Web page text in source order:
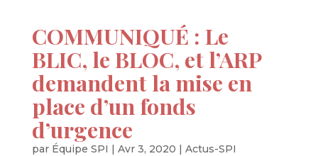
COMMUNIQUÉ : Le
BLIC, le BLOC, et l’ARP
demandent la mise en
place d’un fonds
d’urgence
par Équipe SPI | Avr 3, 2020 | Actus-SPI